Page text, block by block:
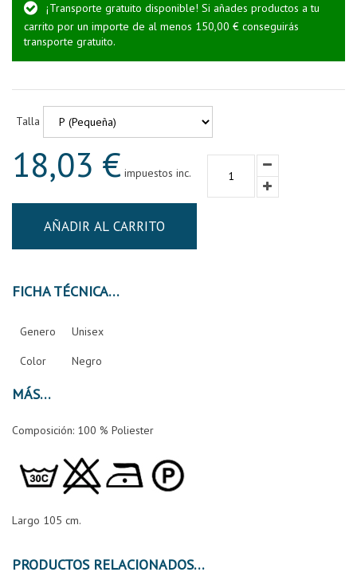
¡Transporte gratuito disponible! Si añades productos a tu
carrito por un importe de al menos 150,00 € conseguirás
transporte gratuito.
Talla
18,03 € impuestos inc.
AÑADIR AL CARRITO
FICHA TÉCNICA
Genero Unisex
Color Negro
MÁS
Composición: 100 % Poliester
Largo 105 cm.
PRODUCTOS RELACIONADOS